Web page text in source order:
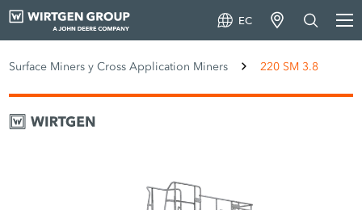
EC
Surface Miners y Cross Application Miners 220 SM 3.8